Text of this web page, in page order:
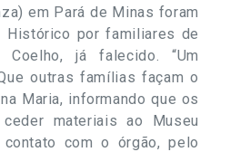
em Pará de Minas foram
Histórico por familiares de
Coelho, já falecido. “Um
outras famílias façam o
Maria, informando que os
materiais ao Museu
com o órgão, pelo